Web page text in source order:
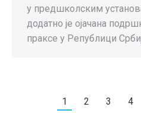
у предшколским
додатно је ојачана
праксе у Републици
1 2 3 4